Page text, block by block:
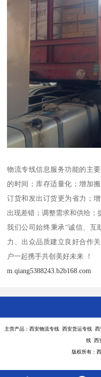
物流专线信息服务功能的主
的时间；库存适量化；增加
订货和发出订货更为省力；
出现差错；调整需求和供给；
我们公司始终秉承“诚信、互
力、出众品质建立良好合作
户一起携手共创美好未来 ！
m.qiang5388243.b2b168.com
主营产品：西安物流专线 西安货运专线
线 西
版权所有：